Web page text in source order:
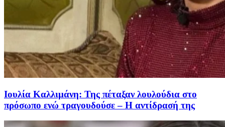
Ιουλία Καλλιμάνη: Της πέταξαν λουλούδια στο
πρόσωπο ενώ τραγουδούσε – Η αντίδρασή της